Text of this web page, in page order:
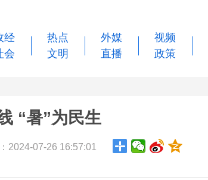
经
会
热点
文明
外媒
直播
视频
政策
“暑”为民生
2024-07-26 16:57:01